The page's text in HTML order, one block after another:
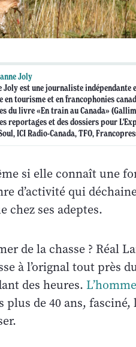
Joly
Joly est une journaliste indépendante
en tourisme et en francophonies
du livre «En train au Canada»
reportages et des dossiers pour
ICI Radio-Canada, TFO,
si elle connaît une
d’activité qui
chez ses adeptes.
de la chasse ? Réal
à l’orignal tout près
des heures.
plus de 40 ans,